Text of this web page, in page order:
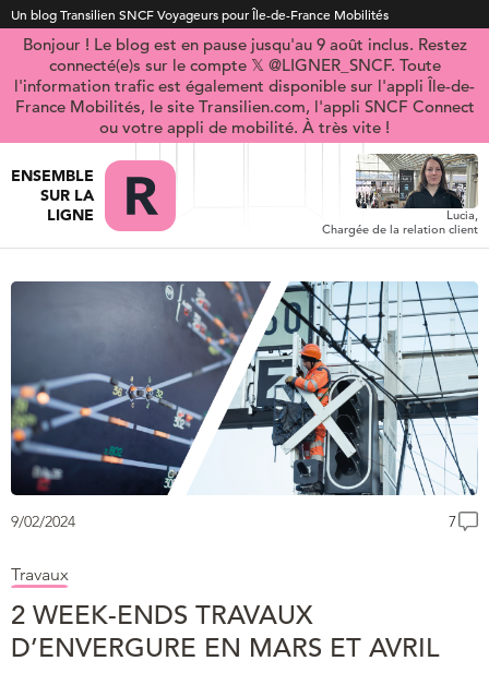
Un blog Transilien SNCF Voyageurs pour Île-de-France Mobilités
Bonjour ! Le blog est en pause jusqu'au 9 août inclus. Restez
connecté(e)s sur le compte 𝕏 @LIGNER_SNCF. Toute
l'information trafic est également disponible sur l'appli Île-de-
France Mobilités, le site Transilien.com, l'appli SNCF Connect
ou votre appli de mobilité. À très vite !
ENSEMBLE
SUR LA
LIGNE
Lucia,
Chargée de la relation client
9/02/2024 7
Travaux
2 WEEK-ENDS TRAVAUX
D’ENVERGURE EN MARS ET AVRIL